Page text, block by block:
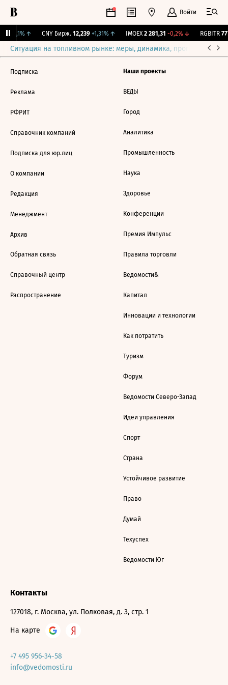
Войти
+0,1%↑ CNY Бирж. 12,239 +1,31%↑ IMOEX 2 281,31 -0,2%↓ RGBITR
Ситуация на топливном рынке: меры, динамика, прогнозы
Подписка
Реклама
РФРИТ
Справочник компаний
Подписка для юр.лиц
О компании
Редакция
Менеджмент
Архив
Обратная связь
Справочный центр
Распространение
Наши проекты
ВЕДЫ
Город
Аналитика
Промышленность
Наука
Здоровье
Конференции
Премия Импульс
Правила торговли
Ведомости&
Капитал
Инновации и технологии
Как потратить
Туризм
Форум
Ведомости Северо-Запад
Идеи управления
Спорт
Страна
Устойчивое развитие
Право
Думай
Техуспех
Ведомости Юг
Контакты
127018, г. Москва, ул. Полковая, д. 3, стр. 1
На карте
+7 495 956-34-58
info@vedomosti.ru